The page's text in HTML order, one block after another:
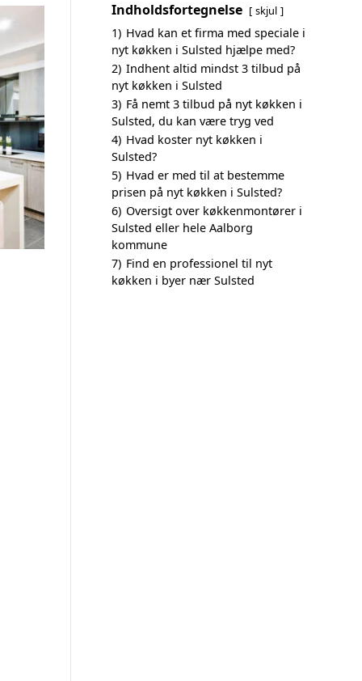
Indholdsfortegnelse skjul
1) Hvad kan et firma med speciale i
nyt køkken i Sulsted hjælpe med?
2) Indhent altid mindst 3 tilbud på
nyt køkken i Sulsted
3) Få nemt 3 tilbud på nyt køkken i
Sulsted, du kan være tryg ved
4) Hvad koster nyt køkken i
Sulsted?
5) Hvad er med til at bestemme
prisen på nyt køkken i Sulsted?
6) Oversigt over køkkenmontører i
Sulsted eller hele Aalborg
kommune
7) Find en professionel til nyt
køkken i byer nær Sulsted